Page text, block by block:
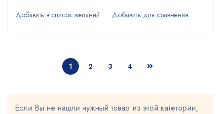
1 2 3 4
Если Вы не нашли нужный товар из этой категории,